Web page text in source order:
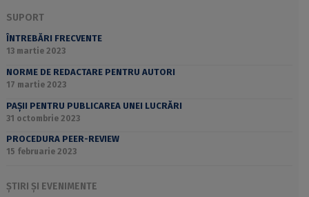
SUPORT
ÎNTREBĂRI FRECVENTE
13 martie 2023
NORME DE REDACTARE PENTRU AUTORI
17 martie 2023
PAȘII PENTRU PUBLICAREA UNEI LUCRĂRI
31 octombrie 2023
PROCEDURA PEER-REVIEW
15 februarie 2023
ȘTIRI ȘI EVENIMENTE